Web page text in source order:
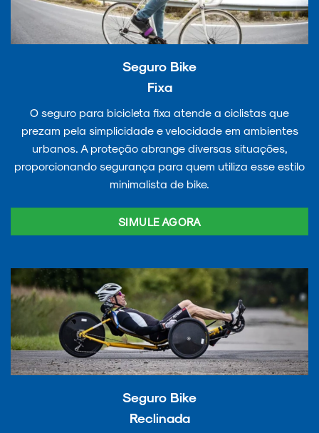
Seguro Bike
Fixa
O seguro para bicicleta fixa atende a ciclistas que
prezam pela simplicidade e velocidade em ambientes
urbanos. A proteção abrange diversas situações,
proporcionando segurança para quem utiliza esse estilo
minimalista de bike.
SIMULE AGORA
Seguro Bike
Reclinada